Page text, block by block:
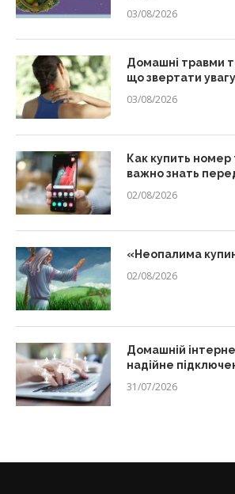
03/08/2026
Домашні травми
що звертати
03/08/2026
Как купить
важно знать
02/08/2026
«Неопалима
02/08/2026
Домашній
надійне
31/07/2026